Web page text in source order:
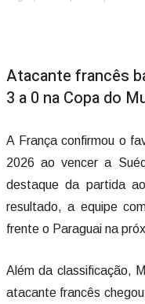
Atacante francês
3 a 0 na Copa do
A França confirmou o
2026 ao vencer a
destaque da partida
resultado, a equipe
frente o Paraguai na
Além da classificação,
atacante francês